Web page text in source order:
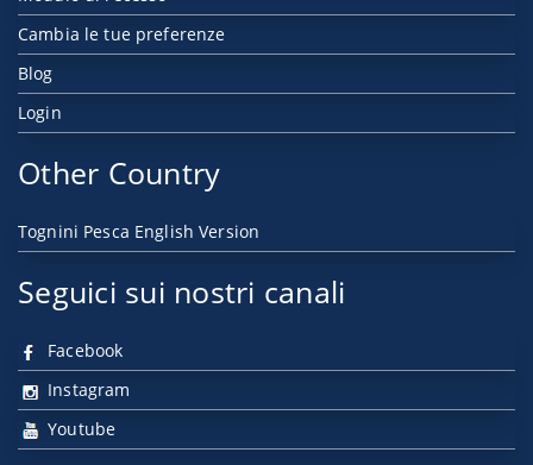
Cambia le tue preferenze
Blog
Login
Other Country
Tognini Pesca English Version
Seguici sui nostri canali
Facebook
Instagram
Youtube